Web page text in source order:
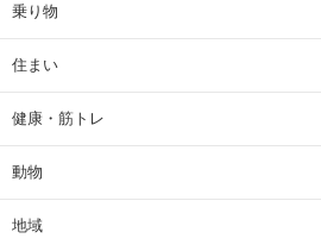
乗り物
住まい
健康・筋トレ
動物
地域